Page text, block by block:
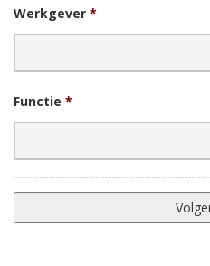
Werkgever *
Functie *